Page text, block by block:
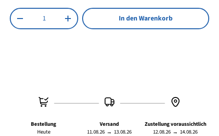
Breitbild, 3 Millionen Pixel
Anzahl
Menge verringernMenge erhöhen In den Warenkorb
Bestellung
Heute
Versand
11.08.26 → 13.08.26
Zustellung voraussichtlich
12.08.26 → 14.08.26